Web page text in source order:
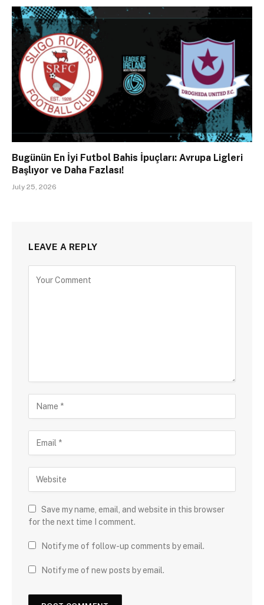
Bugünün En İyi Futbol Bahis İpuçları: Avrupa Ligleri
Başlıyor ve Daha Fazlası!
July 25, 2026
LEAVE A REPLY
Save my name, email, and website in this browser
for the next time I comment.
Notify me of follow-up comments by email.
Notify me of new posts by email.